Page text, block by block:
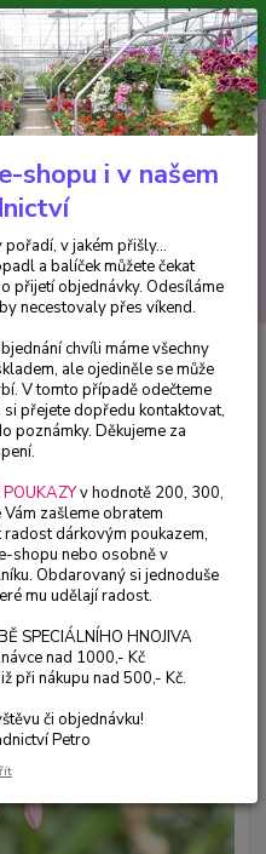
z e-shopu je 300 Kč.
opadl a balíček můžete čekat
přijetí objednávky. Objednávky
v jakém přišly...
Hledat
0ks
za0 Kč
Fuchsie 781
Fuchsie 781
shopu i v našem
v jakém přišly...
a balíček můžete čekat
přijetí objednávky. Odesíláme
necestovaly přes víkend.
chvíli máme všechny
ale ojediněle se může
V tomto případě odečteme
přejete dopředu kontaktovat,
poznámky. Děkujeme za
v hodnotě 200, 300,
zašleme obratem
dárkovým poukazem,
shopu nebo osobně v
Obdarovaný si jednoduše
mu udělají radost.
SPECIÁLNÍHO HNOJIVA
nad 1000,- Kč
při nákupu nad 500,- Kč.
či objednávku!
Petro